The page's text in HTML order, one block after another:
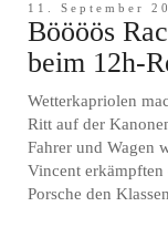
11. September
Böööös
beim 12h-
Wetterkapriolen
Ritt auf der
Fahrer und Wagen
Vincent
Porsche den